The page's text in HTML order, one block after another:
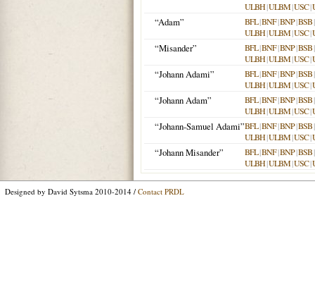
ULBH|ULBM|USC|
“Adam” BFL|BNF|BNP|BSB|
ULBH|ULBM|USC|
“Misander” BFL|BNF|BNP|BSB|
ULBH|ULBM|USC|
“Johann Adami” BFL|BNF|BNP|BSB|
ULBH|ULBM|USC|
“Johann Adam” BFL|BNF|BNP|BSB|
ULBH|ULBM|USC|
“Johann-Samuel Adami”BFL|BNF|BNP|BSB|
ULBH|ULBM|USC|
“Johann Misander” BFL|BNF|BNP|BSB|
ULBH|ULBM|USC|
Designed by David Sytsma 2010-2014 / Contact PRDL